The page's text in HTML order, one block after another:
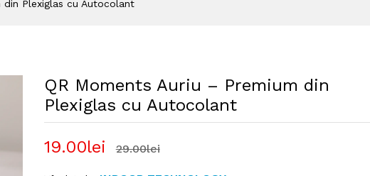
din Plexiglas cu Autocolant
QR Moments Auriu – Premium din
Plexiglas cu Autocolant
19.00lei 29.00lei